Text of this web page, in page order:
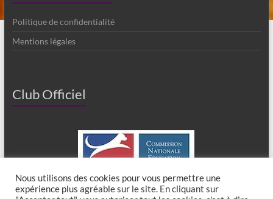
Politique de confidentialité
Mentions légales
Club Officiel
Nous utilisons des cookies pour vous permettre une
expérience plus agréable sur le site. En cliquant sur